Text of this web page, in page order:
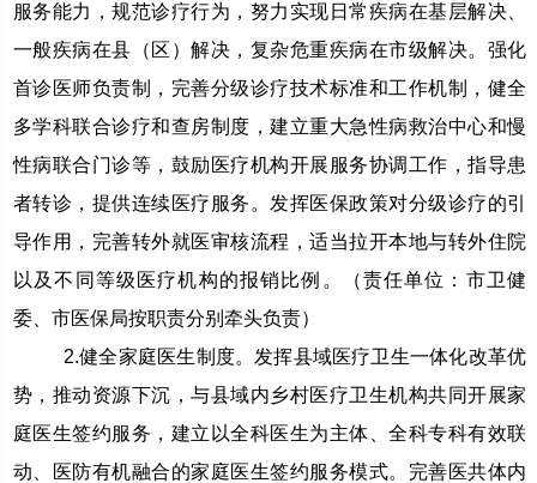
服务能力，规范诊疗行为，努力实现日常疾病在基层解决、
一般疾病在县（区）解决，复杂危重疾病在市级解决。强化
首诊医师负责制，完善分级诊疗技术标准和工作机制，健全
多学科联合诊疗和查房制度，建立重大急性病救治中心和慢
性病联合门诊等，鼓励医疗机构开展服务协调工作，指导患
者转诊，提供连续医疗服务。发挥医保政策对分级诊疗的引
导作用，完善转外就医审核流程，适当拉开本地与转外住院
以及不同等级医疗机构的报销比例。（责任单位：市卫健
委、市医保局按职责分别牵头负责）
2.健全家庭医生制度。发挥县域医疗卫生一体化改革优
势，推动资源下沉，与县域内乡村医疗卫生机构共同开展家
庭医生签约服务，建立以全科医生为主体、全科专科有效联
动、医防有机融合的家庭医生签约服务模式。完善医共体内